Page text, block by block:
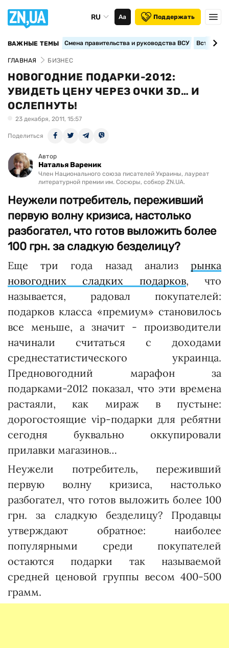
RU Аа Поддержать
ВАЖНЫЕ ТЕМЫ Смена правительства и руководства ВСУ
ГЛАВНАЯ БИЗНЕС
НОВОГОДНИЕ ПОДАРКИ-2012:
УВИДЕТЬ ЦЕНУ ЧЕРЕЗ ОЧКИ 3D… И
ОСЛЕПНУТЬ!
23 декабря, 2011, 15:57
Поделиться
Автор
Наталья Вареник
Член Национального союза писателей Украины, лауреат
литературной премии им. Сосюры, собкор ZN.UA.
Неужели потребитель, переживший
первую волну кризиса, настолько
разбогател, что готов выложить более
100 грн. за сладкую безделицу?
Еще три года назад анализ рынка
новогодних сладких подарков, что
называется, радовал покупателей:
подарков класса «премиум» становилось
все меньше, а значит - производители
начинали считаться с доходами
среднестатистического украинца.
Предновогодний марафон за
подарками-2012 показал, что эти времена
растаяли, как мираж в пустыне:
дорогостоящие vip-подарки для ребятни
сегодня буквально оккупировали
прилавки магазинов…
Неужели потребитель, переживший
первую волну кризиса, настолько
разбогател, что готов выложить более 100
грн. за сладкую безделицу? Продавцы
утверждают обратное: наиболее
популярными среди покупателей
остаются подарки так называемой
средней ценовой группы весом 400-500
грамм.